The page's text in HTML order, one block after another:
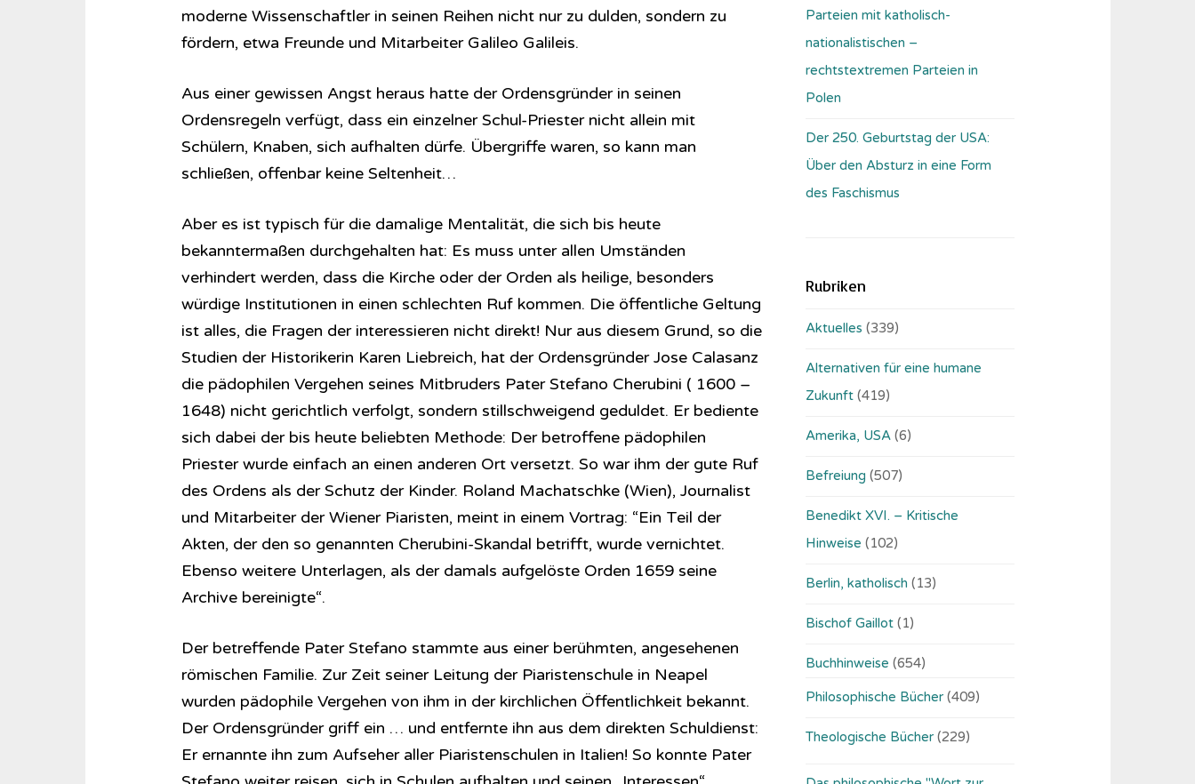
moderne Wissenschaftler in seinen Reihen nicht nur zu dulden, sondern zu
fördern, etwa Freunde und Mitarbeiter Galileo Galileis.
Aus einer gewissen Angst heraus hatte der Ordensgründer in seinen
Ordensregeln verfügt, dass ein einzelner Schul-Priester nicht allein mit
Schülern, Knaben, sich aufhalten dürfe. Übergriffe waren, so kann man
schließen, offenbar keine Seltenheit…
Aber es ist typisch für die damalige Mentalität, die sich bis heute
bekanntermaßen durchgehalten hat: Es muss unter allen Umständen
verhindert werden, dass die Kirche oder der Orden als heilige, besonders
würdige Institutionen in einen schlechten Ruf kommen. Die öffentliche Geltung
ist alles, die Fragen der interessieren nicht direkt! Nur aus diesem Grund, so die
Studien der Historikerin Karen Liebreich, hat der Ordensgründer Jose Calasanz
die pädophilen Vergehen seines Mitbruders Pater Stefano Cherubini ( 1600 –
1648) nicht gerichtlich verfolgt, sondern stillschweigend geduldet. Er bediente
sich dabei der bis heute beliebten Methode: Der betroffene pädophilen
Priester wurde einfach an einen anderen Ort versetzt. So war ihm der gute Ruf
des Ordens als der Schutz der Kinder. Roland Machatschke (Wien), Journalist
und Mitarbeiter der Wiener Piaristen, meint in einem Vortrag: “Ein Teil der
Akten, der den so genannten Cherubini-Skandal betrifft, wurde vernichtet.
Ebenso weitere Unterlagen, als der damals aufgelöste Orden 1659 seine
Archive bereinigte“.
Der betreffende Pater Stefano stammte aus einer berühmten, angesehenen
römischen Familie. Zur Zeit seiner Leitung der Piaristenschule in Neapel
wurden pädophile Vergehen von ihm in der kirchlichen Öffentlichkeit bekannt.
Der Ordensgründer griff ein … und entfernte ihn aus dem direkten Schuldienst:
Er ernannte ihn zum Aufseher aller Piaristenschulen in Italien! So konnte Pater
Parteien mit katholisch-
nationalistischen –
rechtstextremen Parteien in
Polen
Der 250. Geburtstag der USA:
Über den Absturz in eine Form
des Faschismus
Rubriken
Aktuelles (339)
Alternativen für eine humane
Zukunft (419)
Amerika, USA (6)
Befreiung (507)
Benedikt XVI. – Kritische
Hinweise (102)
Berlin, katholisch (13)
Bischof Gaillot (1)
Buchhinweise (654)
Philosophische Bücher (409)
Theologische Bücher (229)